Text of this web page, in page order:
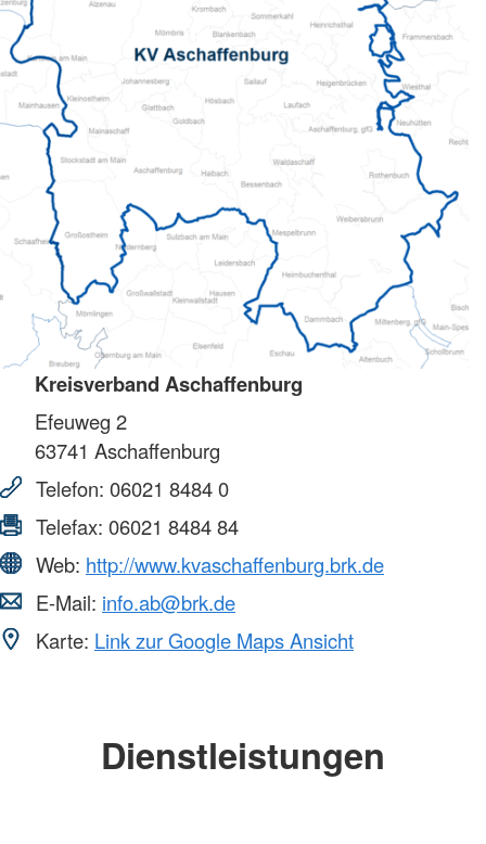
Kreisverband Aschaffenburg
Efeuweg 2
63741 Aschaffenburg
Telefon: 06021 8484 0
Telefax: 06021 8484 84
Web: http://www.kvaschaffenburg.brk.de
E-Mail: info.ab@brk.de
Karte: Link zur Google Maps Ansicht
Dienstleistungen